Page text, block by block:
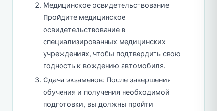
Медицинское освидетельствование:
Пройдите медицинское
освидетельствование в
специализированных медицинских
учреждениях, чтобы подтвердить свою
годность к вождению автомобиля.
Сдача экзаменов: После завершения
обучения и получения необходимой
подготовки, вы должны пройти